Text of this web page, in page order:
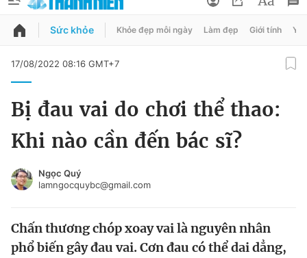
QUẢNG CÁO ĐẶT BÁO
Chuyên mục
Chào ngày mới
Tin thị trường Tin 360
Đổi mật khẩu
Tin đã lưu
Tin đã xem
Sức khỏe Khỏe đẹp mỗi ngày Làm đẹp Giới tính Y
17/08/2022 08:16 GMT+7
Bị đau vai do chơi thể thao:
Khi nào cần đến bác sĩ?
Ngọc Quý
lamngocquybc@gmail.com
Chấn thương chóp xoay vai là nguyên nhân
phổ biến gây đau vai. Cơn đau có thể dai dẳng,